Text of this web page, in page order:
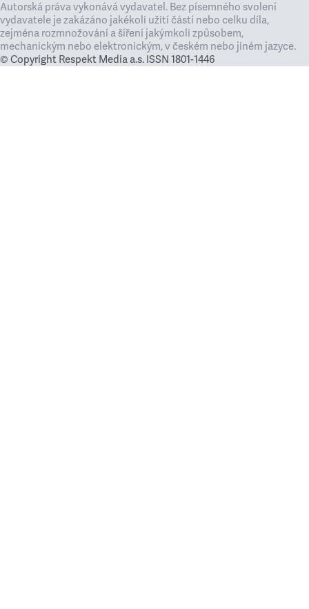
Autorská práva vykonává vydavatel. Bez písemného svolení
vydavatele je zakázáno jakékoli užití částí nebo celku díla,
zejména rozmnožování a šíření jakýmkoli způsobem,
mechanickým nebo elektronickým, v českém nebo jiném jazyce.
© Copyright Respekt Media a.s. ISSN 1801-1446